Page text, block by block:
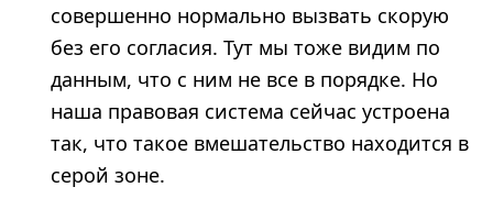
совершенно нормально вызвать скорую
без его согласия. Тут мы тоже видим по
данным, что с ним не все в порядке. Но
наша правовая система сейчас устроена
так, что такое вмешательство находится в
серой зоне.